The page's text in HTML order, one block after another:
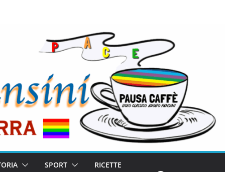
SPORT RICETTE